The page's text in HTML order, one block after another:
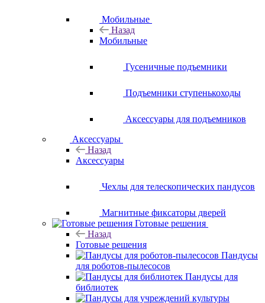
Мобильные
Назад
Мобильные
Гусеничные подъемники
Подъемники ступенькоходы
Аксессуары для подъемников
Аксессуары
Назад
Аксессуары
Чехлы для телескопических пандусов
Магнитные фиксаторы дверей
Готовые решения
Назад
Готовые решения
Пандусы
для роботов-пылесосов
Пандусы для
библиотек